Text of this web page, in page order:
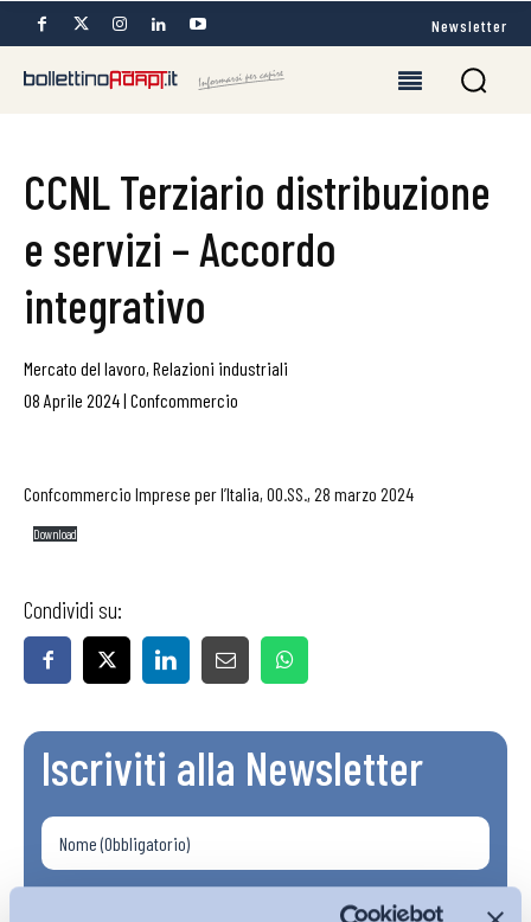
Newsletter
CCNL Terziario distribuzione
e servizi – Accordo
integrativo
Mercato del lavoro, Relazioni industriali
08 Aprile 2024| Confcommercio
Confcommercio Imprese per l’Italia, OO.SS., 28 marzo 2024
Download
Condividi su:
Iscriviti alla Newsletter